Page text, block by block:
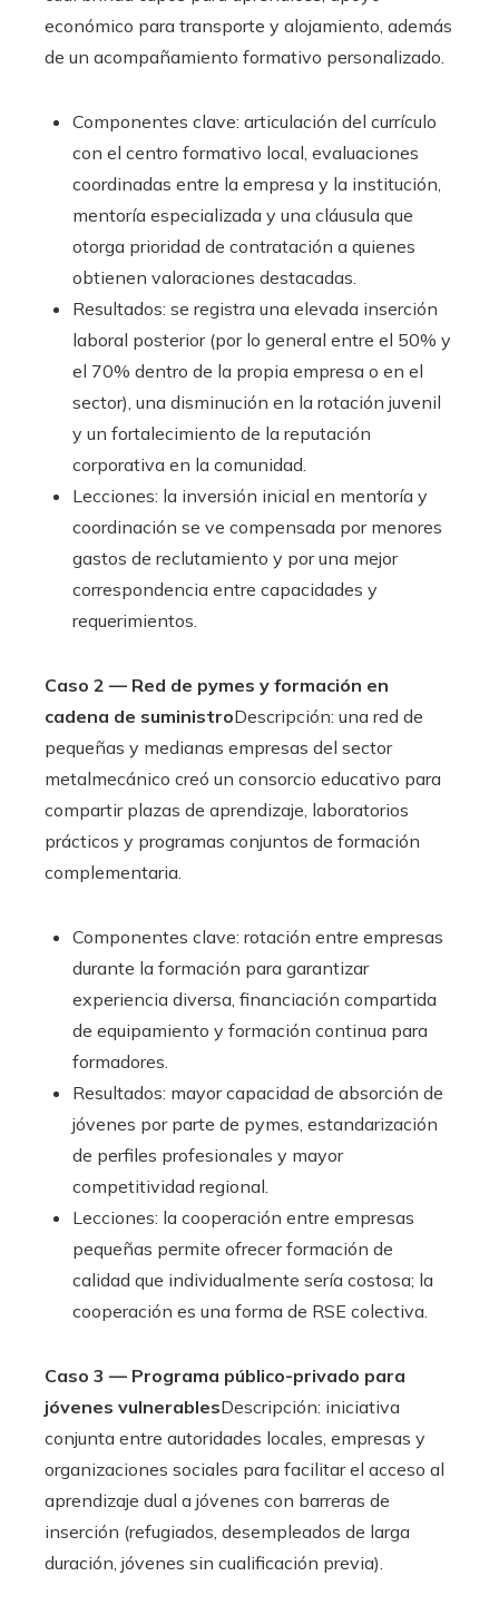
económico para transporte y alojamiento, además
de un acompañamiento formativo personalizado.
Componentes clave: articulación del currículo
con el centro formativo local, evaluaciones
coordinadas entre la empresa y la institución,
mentoría especializada y una cláusula que
otorga prioridad de contratación a quienes
obtienen valoraciones destacadas.
Resultados: se registra una elevada inserción
laboral posterior (por lo general entre el 50% y
el 70% dentro de la propia empresa o en el
sector), una disminución en la rotación juvenil
y un fortalecimiento de la reputación
corporativa en la comunidad.
Lecciones: la inversión inicial en mentoría y
coordinación se ve compensada por menores
gastos de reclutamiento y por una mejor
correspondencia entre capacidades y
requerimientos.
Caso 2 — Red de pymes y formación en
cadena de suministroDescripción: una red de
pequeñas y medianas empresas del sector
metalmecánico creó un consorcio educativo para
compartir plazas de aprendizaje, laboratorios
prácticos y programas conjuntos de formación
complementaria.
Componentes clave: rotación entre empresas
durante la formación para garantizar
experiencia diversa, financiación compartida
de equipamiento y formación continua para
formadores.
Resultados: mayor capacidad de absorción de
jóvenes por parte de pymes, estandarización
de perfiles profesionales y mayor
competitividad regional.
Lecciones: la cooperación entre empresas
pequeñas permite ofrecer formación de
calidad que individualmente sería costosa; la
cooperación es una forma de RSE colectiva.
Caso 3 — Programa público-privado para
jóvenes vulnerablesDescripción: iniciativa
conjunta entre autoridades locales, empresas y
organizaciones sociales para facilitar el acceso al
aprendizaje dual a jóvenes con barreras de
inserción (refugiados, desempleados de larga
duración, jóvenes sin cualificación previa).